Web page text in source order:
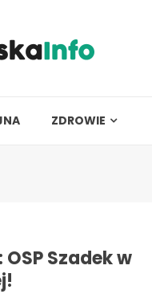
ZDROWIE
Szadek w